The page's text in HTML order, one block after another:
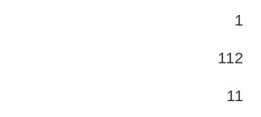
1
112
11